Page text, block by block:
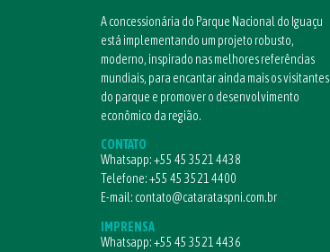
A concessionária do Parque Nacional do Iguaçu
está implementando um projeto robusto,
moderno, inspirado nas melhores referências
mundiais, para encantar ainda mais os visitantes
do parque e promover o desenvolvimento
econômico da região.
CONTATO
Whatsapp:+55 45 3521 4438
Telefone:+55 45 3521 4400
E-mail: contato@catarataspni.com.br
IMPRENSA
Whatsapp:+55 45 3521 4436